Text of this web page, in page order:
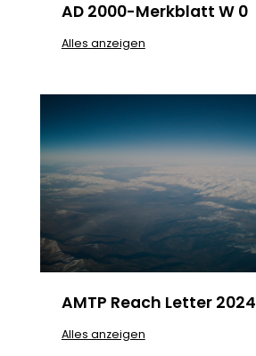
AD 2000-Merkblatt W 0
Alles anzeigen
AMTP Reach Letter 2024
Alles anzeigen